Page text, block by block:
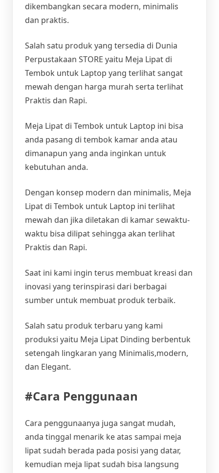
dikembangkan secara modern, minimalis
dan praktis.
Salah satu produk yang tersedia di Dunia
Perpustakaan STORE yaitu Meja Lipat di
Tembok untuk Laptop yang terlihat sangat
mewah dengan harga murah serta terlihat
Praktis dan Rapi.
Meja Lipat di Tembok untuk Laptop ini bisa
anda pasang di tembok kamar anda atau
dimanapun yang anda inginkan untuk
kebutuhan anda.
Dengan konsep modern dan minimalis, Meja
Lipat di Tembok untuk Laptop ini terlihat
mewah dan jika diletakan di kamar sewaktu-
waktu bisa dilipat sehingga akan terlihat
Praktis dan Rapi.
Saat ini kami ingin terus membuat kreasi dan
inovasi yang terinspirasi dari berbagai
sumber untuk membuat produk terbaik.
Salah satu produk terbaru yang kami
produksi yaitu Meja Lipat Dinding berbentuk
setengah lingkaran yang Minimalis,modern,
dan Elegant.
#Cara Penggunaan
Cara penggunaanya juga sangat mudah,
anda tinggal menarik ke atas sampai meja
lipat sudah berada pada posisi yang datar,
kemudian meja lipat sudah bisa langsung